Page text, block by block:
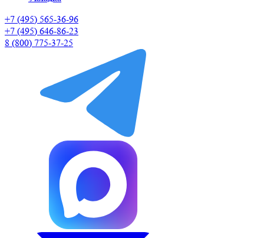
+7 (495) 565-36-96
+7 (495) 646-86-23
8 (800) 775-37-25